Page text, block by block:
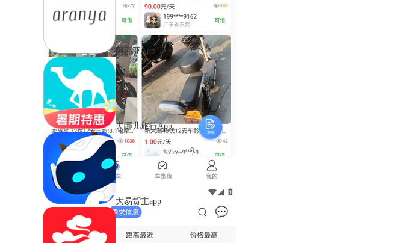
阿那亚App
去哪儿旅行App
大易货主app